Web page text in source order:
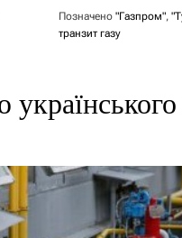
Позначено"Газпром",
транзит газу